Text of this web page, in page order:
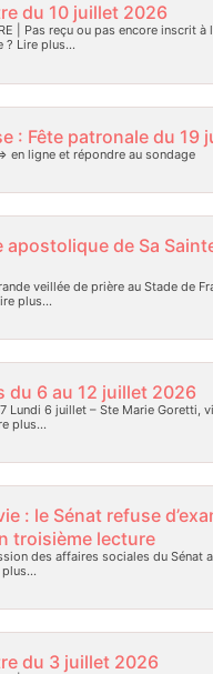
du 10 juillet 2026
| Pas reçu ou pas encore inscrit à
? Lire plus…
: Fête patronale du 19
en ligne et répondre au sondage
apostolique de Sa
veillée de prière au Stade de
plus…
du 6 au 12 juillet 2026
Lundi 6 juillet – Ste Marie Goretti,
plus…
: le Sénat refuse
troisième lecture
des affaires sociales du Sénat
plus…
du 3 juillet 2026